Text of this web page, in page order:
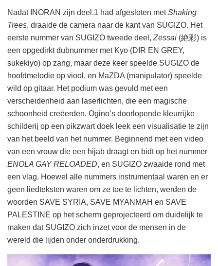
Nadat INORAN zijn deel.1 had afgesloten metShaking
Trees, draaide de camera naar de kant van SUGIZO. Het
eerste nummer van SUGIZO tweede deel, Zessai (絶彩) is
een opgedirkt dubnummer met Kyo (DIR EN GREY,
sukekiyo) op zang, maar deze keer speelde SUGIZO de
hoofdmelodie op viool, en MaZDA (manipulator) speelde
wild op gitaar. Het podium was gevuld met een
verscheidenheid aan laserlichten, die een magische
schoonheid creëerden. Ogino’s doorlopende kleurrijke
schilderij op een pikzwart doek leek een visualisatie te zijn
van het beeld van het nummer. Beginnend met een video
van een vrouw die een hijab draagt en bidt op het nummer
ENOLA GAY RELOADED, en SUGIZO zwaaide rond met
een vlag. Hoewel alle nummers instrumentaal waren en er
geen liedteksten waren om ze toe te lichten, werden de
woorden SAVE SYRIA, SAVE MYANMAH en SAVE
PALESTINE op het scherm geprojecteerd om duidelijk te
maken dat SUGIZO zich inzet voor de mensen in de
wereld die lijden onder onderdrukking.